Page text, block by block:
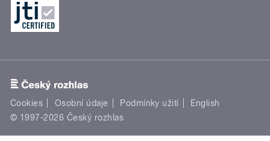
Cookies Osobní údaje Podmínky užití
English
© 1997-2026 Český rozhlas